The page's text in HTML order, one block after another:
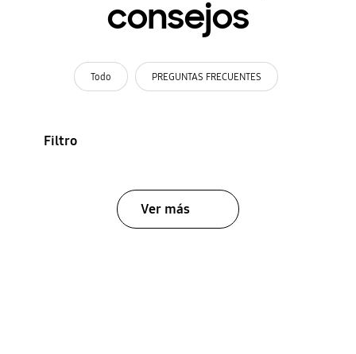
consejos
Todo PREGUNTAS FRECUENTES
Filtro
Ver más